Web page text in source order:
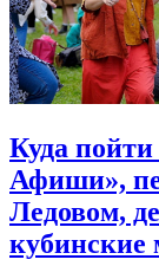
Куда
Афиши»,
Ледовом,
кубинские